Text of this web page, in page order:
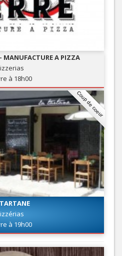
MANUFACTURE A PIZZA
à 18h00
Coup de coeur
à 19h00